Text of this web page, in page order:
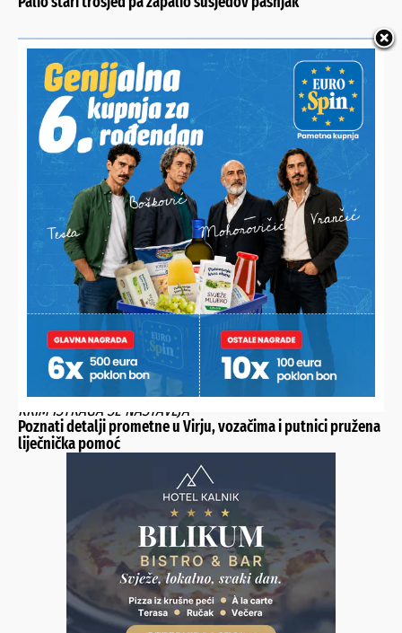
ŠTETA OD NEKOLIKO TISUĆA EURA
U mjesec dana četiri puta mu devastirao klijet, a onda
policija otkrila o komu je riječ
KRIM ISTRAGA SE NASTAVLJA
Poznati detalji prometne u Virju, vozačima i putnici pružena
liječnička pomoć